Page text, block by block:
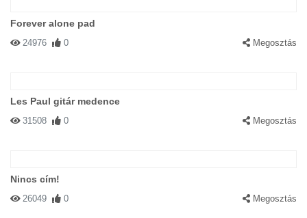
Forever alone pad
24976 0 Megosztás
Les Paul gitár medence
31508 0 Megosztás
Nincs cím!
26049 0 Megosztás